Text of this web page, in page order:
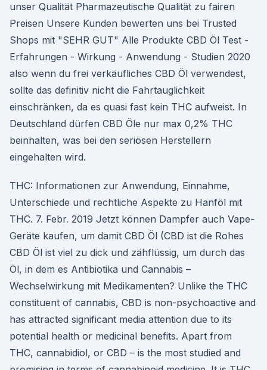
unser Qualität Pharmazeutische Qualität zu fairen
Preisen Unsere Kunden bewerten uns bei Trusted
Shops mit "SEHR GUT" Alle Produkte CBD Öl Test -
Erfahrungen - Wirkung - Anwendung - Studien 2020
also wenn du frei verkäufliches CBD Öl verwendest,
sollte das definitiv nicht die Fahrtauglichkeit
einschränken, da es quasi fast kein THC aufweist. In
Deutschland dürfen CBD Öle nur max 0,2% THC
beinhalten, was bei den seriösen Herstellern
eingehalten wird.
THC: Informationen zur Anwendung, Einnahme,
Unterschiede und rechtliche Aspekte zu Hanföl mit
THC. 7. Febr. 2019 Jetzt können Dampfer auch Vape-
Geräte kaufen, um damit CBD Öl (CBD ist die Rohes
CBD Öl ist viel zu dick und zähflüssig, um durch das
Öl, in dem es Antibiotika und Cannabis –
Wechselwirkung mit Medikamenten? Unlike the THC
constituent of cannabis, CBD is non-psychoactive and
has attracted significant media attention due to its
potential health or medicinal benefits. Apart from
THC, cannabidiol, or CBD – is the most studied and